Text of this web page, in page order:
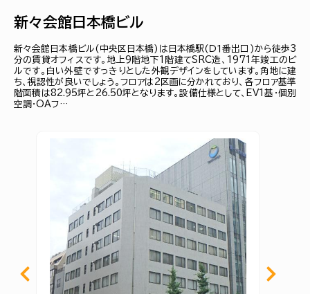
新々会館日本橋ビル
新々会館日本橋ビル(中央区日本橋)は日本橋駅(Ｄ１番出口)から徒歩3
分の賃貸オフィスです。地上9階地下1階建てSRC造、1971年竣工のビ
ルです。白い外壁ですっきりとした外観デザインをしています。角地に建
ち、視認性が良いでしょう。フロアは2区画に分かれており、各フロア基準
階面積は82.95坪と26.50坪となります。設備仕様として、EV1基・個別
空調・OAフ…